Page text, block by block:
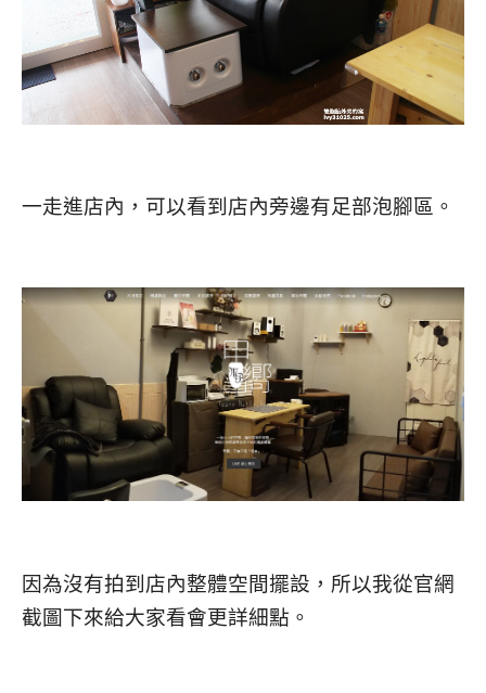
一走進店內，可以看到店內旁邊有足部泡腳區。
因為沒有拍到店內整體空間擺設，所以我從官網
截圖下來給大家看會更詳細點。